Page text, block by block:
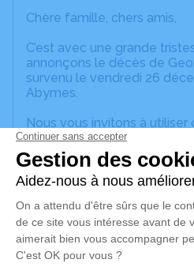
Chère famille, chers amis,
C’est avec une grande
annonçons le décès de
survenu le vendredi 26
Abymes.
Nous vous invitons à
laisser vos condoléances,
souvenirs, une anecdote ou
à travers des poèmes ou
est un lieu d'expression
mémoire de Georgette
Un service de plantation
disponible ici.